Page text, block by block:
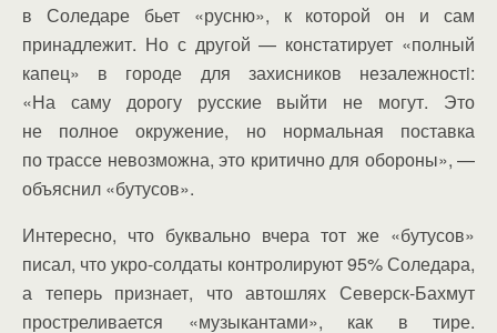
в Соледаре бьет «русню», к которой он и сам
принадлежит. Но с другой — констатирует «полный
капец» в городе для захисников незалежностi:
«На саму дорогу русские выйти не могут. Это
не полное окружение, но нормальная поставка
по трассе невозможна, это критично для обороны», —
объяснил «бутусов».
Интересно, что буквально вчера тот же «бутусов»
писал, что укро-солдаты контролируют 95% Соледара,
а теперь признает, что автошлях Северск-Бахмут
простреливается «музыкантами», как в тире.